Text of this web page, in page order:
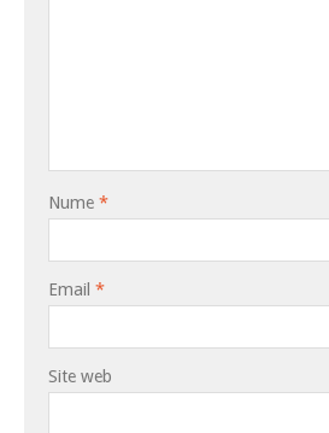
Nume *
Email *
Site web